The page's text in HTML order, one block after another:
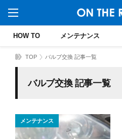
HOW TO メンテナンス
TOP バルブ交換 記事一覧
バルブ交換 記事一覧
メンテナンス